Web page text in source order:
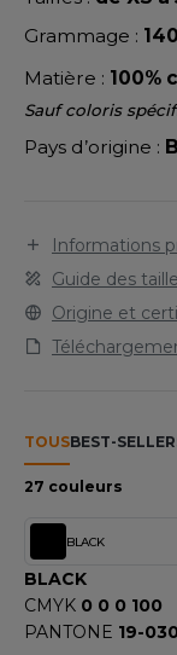
VETEMENTS
SHIRT
ROW
OF THE
OF THE
-
COOL
Grammage :
Matière : 100%
Sauf coloris
Pays d’origine :
Informations
Guide des
Origine et
TOUSBEST-
27 couleurs
BLACK
BLACK
CMYK 0 0 0 100
PANTONE 19-